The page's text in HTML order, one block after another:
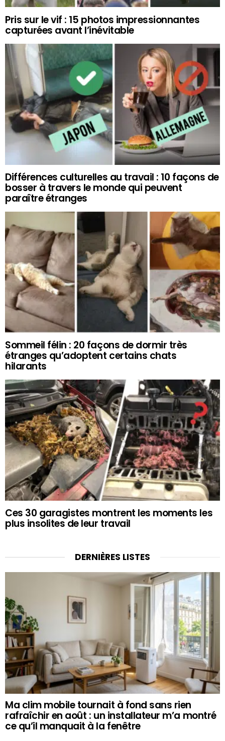
Pris sur le vif : 15 photos impressionnantes
capturées avant l’inévitable
Différences culturelles au travail : 10 façons de
bosser à travers le monde qui peuvent
paraître étranges
Sommeil félin : 20 façons de dormir très
étranges qu’adoptent certains chats
hilarants
Ces 30 garagistes montrent les moments les
plus insolites de leur travail
DERNIÈRES LISTES
Ma clim mobile tournait à fond sans rien
rafraîchir en août : un installateur m’a montré
ce qu’il manquait à la fenêtre